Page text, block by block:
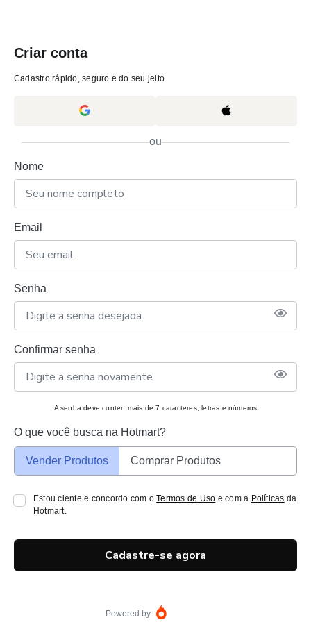
Criar conta
Cadastro rápido, seguro e do seu jeito.
ou
Nome
Email
Senha
Confirmar senha
A senha deve conter: mais de 7 caracteres, letras e números
O que você busca na Hotmart?
Vender Produtos Comprar Produtos
Estou ciente e concordo com oTermos de Uso e com a Políticas da
Hotmart.
Cadastre-se agora
Powered by